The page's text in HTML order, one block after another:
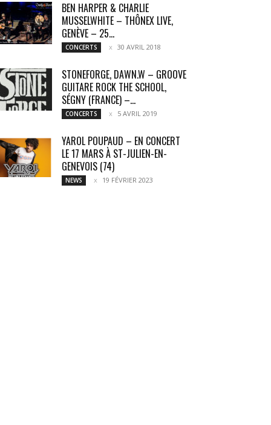
BEN HARPER & CHARLIE
MUSSELWHITE – THÔNEX LIVE,
GENÈVE – 25...
CONCERTS 30 AVRIL 2018
STONEFORGE, DAWN.W – GROOVE
GUITARE ROCK THE SCHOOL,
SÉGNY (FRANCE) –...
CONCERTS 5 AVRIL 2019
YAROL POUPAUD – EN CONCERT
LE 17 MARS À ST-JULIEN-EN-
GENEVOIS (74)
NEWS 19 FÉVRIER 2023